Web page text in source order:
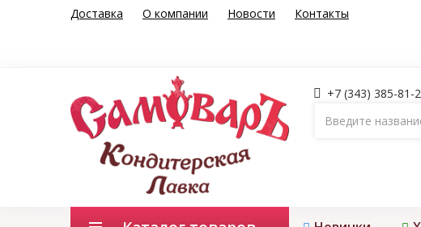
Доставка О компании Новости Контакты
+7 (343) 385-81-